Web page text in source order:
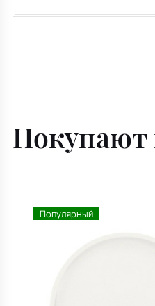
Покупают
Популярный